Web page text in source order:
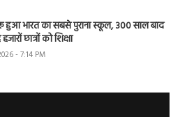
हुआ भारत का सबसे पुराना स्कूल, 300 साल बाद
छात्रों को शिक्षा
- 7:14 PM